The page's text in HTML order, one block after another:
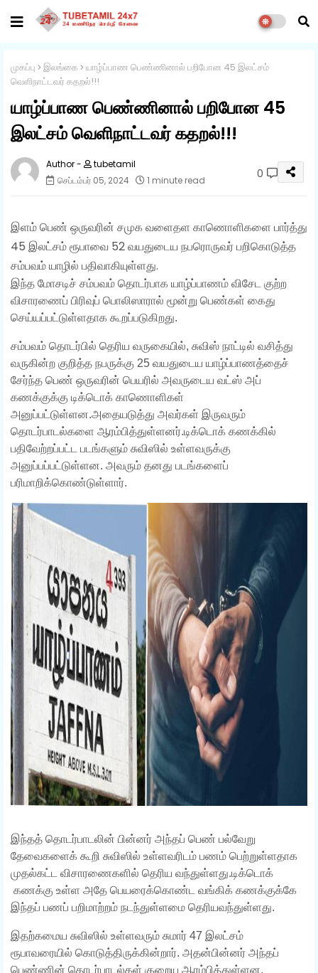
முகப்பு இலங்கை
யாழ்ப்பாண பெண்ணினால் பறிபோன 45 இலட்சம்
வெளிநாட்டவர் கதறல்!!!
யாழ்ப்பாண பெண்ணினால் பறிபோன 45
இலட்சம் வெளிநாட்டவர் கதறல்!!!
tubetamil
செப்டம்பர் 05, 2024
1 minute read 0
இளம் பெண் ஒருவரின் சமுக வளைதள காணொளிகளை பார்த்து
45 இலட்சம் ரூபாவை 52 வயதுடைய நபரொருவர் பறிகொடுத்த
சம்பவம் யாழில் பதிவாகியுள்ளது.
இந்த மோசடிச் சம்பவம் தொடர்பாக யாழ்ப்பாணம் விசேட குற்ற
விசாரணைப் பிரிவுப் பொலிஸாரால் மூன்று பெண்கள் கைது
செய்யப்பட்டுள்ளதாக கூறப்படுகிறது.
சம்பவம் தொடர்பில் தெரிய வருகையில், சுவிஸ் நாட்டில் வசித்து
வருகின்ற குறித்த நபருக்கு 25 வயதுடைய யாழ்ப்பாணத்தைச்
சேர்ந்த பெண் ஒருவரின் பெயரில் அவருடைய வட்ஸ் அப்
கணக்குக்கு டிக்டொக் காணொளிகள்
அனுப்பட்டுள்ளன.அதையடுத்து அவர்கள் இருவரும்
தொடர்பாடல்களை ஆரம்பித்துள்ளனர்.டிக்டொக் கணக்கில்
பதிவேற்றப்பட்ட படங்களும் சுவிஸில் உள்ளவருக்கு
அனுப்பப்பட்டுள்ளன. அவரும் தனது படங்களைப்
பரிமாறிக்கொண்டுள்ளார்.
இந்தத் தொடர்பாடலின் பின்னர் அந்தப் பெண் பல்வேறு
தேவைகளைக் கூறி சுவிஸில் உள்ளவரிடம் பணம் பெற்றுள்ளதாக
முதல்கட்ட விசாரணைகளில் தெரிய வந்துள்ளது.டிக்டொக்
கணக்கு உள்ள அதே பெயரைக்கொண்ட வங்கிக் கணக்குக்கே
இந்தப் பணப் பறிமாற்றம் நடந்துள்ளமை தெரியவந்துள்ளது.
இதற்கமைய சுவிஸில் உள்ளவரும் சுமார் 47 இலட்சம்
ரூபாவரையில் கொடுத்திருக்கின்றார். அதன்பின்னர் அந்தப்
பெண்ணின் தொடர்பாடல்கள் குறைய ஆரம்பித்துள்ளன.